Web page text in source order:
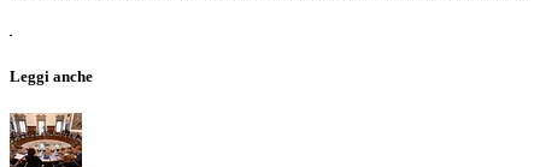
Leggi anche